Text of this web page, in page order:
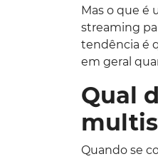
Mas o que é
streaming
tendência é
em geral
Qual
Quando se